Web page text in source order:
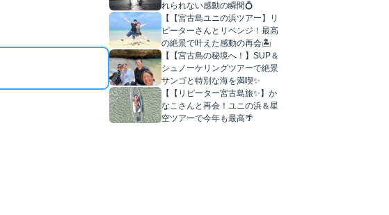
れられない感動の瞬間💍
【【宮古島ユニの浜ツアー】リ
ピーターさんとリベンジ！最高
の絶景で叶えた感動の再会🏝️
【【宮古島の秘境へ！】SUP＆
シュノーケリングツアーで絶景
サンゴと特別な海を満喫✨
【【リピーター宮古島旅✨】か
なこさんと再会！ユニの浜＆星
空ツアーで今年も最高🌴